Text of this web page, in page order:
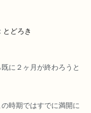
とどろき
に２ヶ月が終わろうと
時期ではすでに満開に